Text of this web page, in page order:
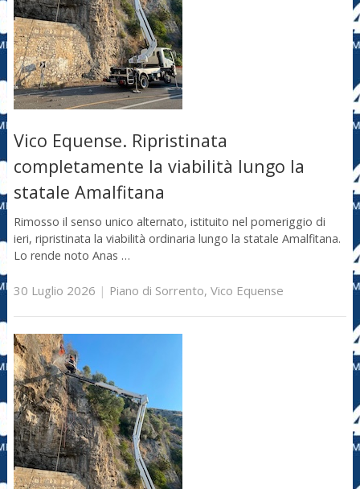
Vico Equense. Ripristinata
completamente la viabilità lungo la
statale Amalfitana
Rimosso il senso unico alternato, istituito nel pomeriggio di
ieri, ripristinata la viabilità ordinaria lungo la statale Amalfitana.
Lo rende noto Anas …
30 Luglio 2026 | Piano di Sorrento, Vico Equense